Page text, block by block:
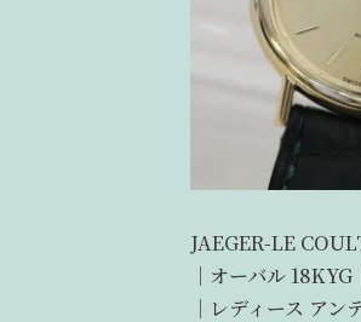
JAEGER-LE
｜オーバル
｜レディース アン